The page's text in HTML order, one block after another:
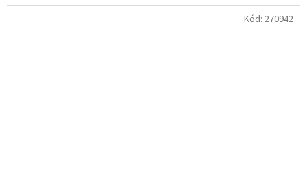
Kód: 270942